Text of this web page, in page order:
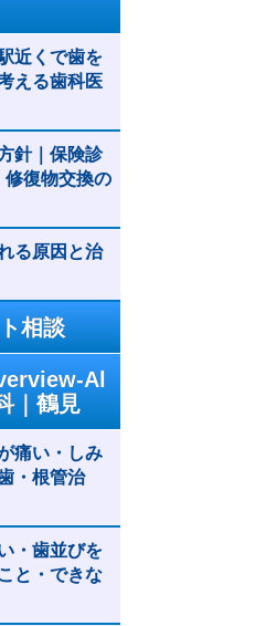
近くで歯を
える歯科医
針｜保険診
修復物交換の
る原因と治
相談
Al
｜鶴見
痛い・しみ
・根管治
・歯並びを
と・できな